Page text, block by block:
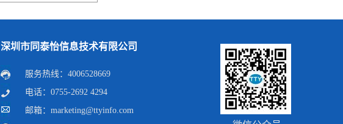
深圳市同泰怡信息技术有限公司
服务热线：4006528669
电话：0755-2692 4294
邮箱：marketing@ttyinfo.com